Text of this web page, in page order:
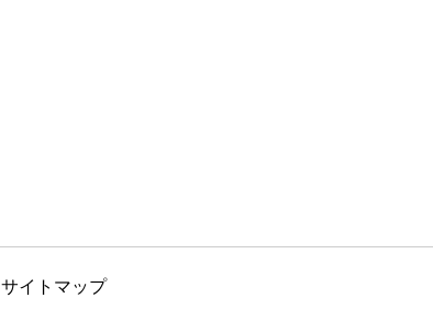
サイトマップ